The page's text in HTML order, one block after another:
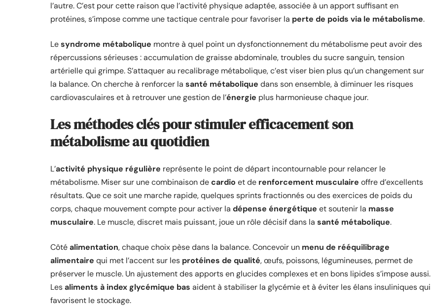
l’autre. C’est pour cette raison que l’activité physique adaptée, associée à un apport suffisant en
protéines, s’impose comme une tactique centrale pour favoriser la perte de poids via le métabolisme.
Lesyndrome métabolique montre à quel point un dysfonctionnement du métabolisme peut avoir des
répercussions sérieuses : accumulation de graisse abdominale, troubles du sucre sanguin, tension
artérielle qui grimpe. S’attaquer au recalibrage métabolique, c’est viser bien plus qu’un changement sur
la balance. On cherche à renforcer la santé métabolique dans son ensemble, à diminuer les risques
cardiovasculaires et à retrouver une gestion de l’énergie plus harmonieuse chaque jour.
Les méthodes clés pour stimuler efficacement son
métabolisme au quotidien
L’activité physique régulière représente le point de départ incontournable pour relancer le
métabolisme. Miser sur une combinaison decardio et de renforcement musculaire offre d’excellents
résultats. Que ce soit une marche rapide, quelques sprints fractionnés ou des exercices de poids du
corps, chaque mouvement compte pour activer la dépense énergétique et soutenir la masse
musculaire. Le muscle, discret mais puissant, joue un rôle décisif dans la santé métabolique.
Côtéalimentation, chaque choix pèse dans la balance. Concevoir un menu de rééquilibrage
alimentaire qui met l’accent sur les protéines de qualité, œufs, poissons, légumineuses, permet de
préserver le muscle. Un ajustement des apports en glucides complexes et en bons lipides s’impose aussi.
Lesaliments à index glycémique bas aident à stabiliser la glycémie et à éviter les élans insuliniques qui
favorisent le stockage.